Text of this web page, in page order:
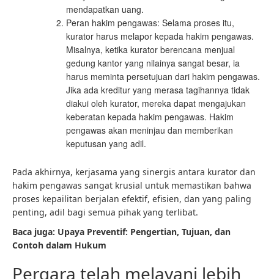
mendapatkan uang.
Peran hakim pengawas: Selama proses itu,
kurator harus melapor kepada hakim pengawas.
Misalnya, ketika kurator berencana menjual
gedung kantor yang nilainya sangat besar, ia
harus meminta persetujuan dari hakim pengawas.
Jika ada kreditur yang merasa tagihannya tidak
diakui oleh kurator, mereka dapat mengajukan
keberatan kepada hakim pengawas. Hakim
pengawas akan meninjau dan memberikan
keputusan yang adil.
Pada akhirnya, kerjasama yang sinergis antara kurator dan
hakim pengawas sangat krusial untuk memastikan bahwa
proses kepailitan berjalan efektif, efisien, dan yang paling
penting, adil bagi semua pihak yang terlibat.
Baca juga: Upaya Preventif: Pengertian, Tujuan, dan
Contoh dalam Hukum
Perqara telah melayani lebih